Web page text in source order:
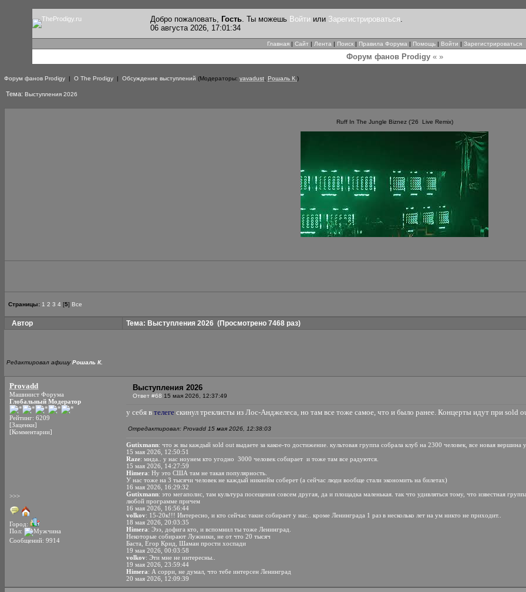
Добро пожаловать, Гость. Ты можешь Войти или Зарегистрироваться.
06 августа 2026, 17:01:34
Главная | Сайт | Лента | Поиск | Правила Форума | Помощь | Войти | Зарегистрироваться
Форум фанов Prodigy« »
Форум фанов Prodigy | О The Prodigy | Обсуждение выступлений (Модераторы: yavadust Рошаль К. )
Тема: Выступления 2026
Ruff In The Jungle Biznez (’26 Live Remix)
Страницы: 1 2 3 4 [5] Все
Автор Тема: Выступления 2026 (Просмотрено 7468 раз)
Редактировал афишуРошаль К.
Provadd
Машинист Форума
Глобальный Модератор
Рейтинг: 6209
[Заценки]
[Комментарии]
>>>
Город:
Пол:
Сообщений: 9914
Выступления 2026
Ответ #68 15 мая 2026, 12:37:49
у себя в телеге скинул треклисты из Лос-Анджелеса, но там все тоже самое, что и было ранее. Концерты идут при sold
Отредактировал: Provadd 15 мая 2026, 12:38:03
Gutixmann: что ж вы каждый sold out выдаете за какое-то достижение. культовая группа собрала клуб на 2300 человек, все новая вершина
15 мая 2026, 12:50:51
Raze: мнда.. у нас ноунем кто угодно 3000 человек собирает и тоже там все радуются.
15 мая 2026, 14:27:59
Himera: Ну это США там не такая популярность.
У нас тоже на 3 тысячи человек не каждый никнейм соберет (а сейчас люди вообще стали экономить на билетах)
16 мая 2026, 16:29:32
Gutixmann: это мегаполис, там культура посещения совсем другая, да и площадка маленькая. так что удивляться тому, что известная
любой программе причем
16 мая 2026, 16:56:44
volkov: 15-20к!!! Интересно, и кто сейчас такие собирает у нас.. кроме Ленинграда 1 раз в несколько лет на ум никто не приходит..
18 мая 2026, 20:03:35
Himera: Эээ, дофига кто, и вспомнил ты тоже Ленинград.
Некоторые собирают Лужники, не от что 20 тысяч
Баста, Егор Крид, Шаман прости хоспади
19 мая 2026, 00:03:58
volkov: Эти мне не интересны..
19 мая 2026, 23:59:44
Himera: А сорри, не думал, что тебе интерсен Ленинград
20 мая 2026, 12:09:39